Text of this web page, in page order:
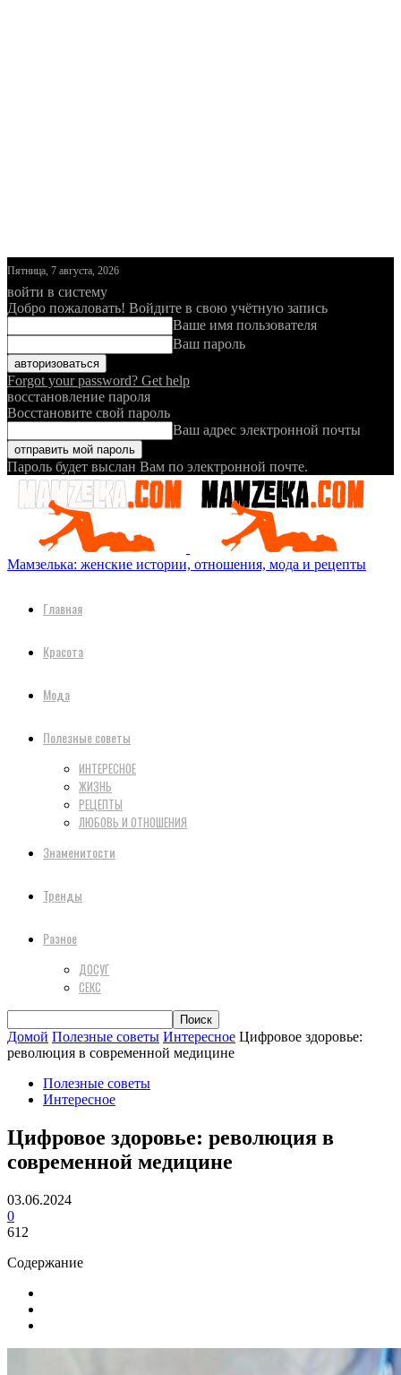
Пятница, 7 августа, 2026
войти в систему
Добро пожаловать! Войдите в свою учётную запись
Ваше имя пользователя
Ваш пароль
Forgot your password? Get help
восстановление пароля
Восстановите свой пароль
Ваш адрес электронной почты
Пароль будет выслан Вам по электронной почте.
Мамзелька: женские истории, отношения, мода и рецепты
Главная
Красота
Мода
Полезные советы
ИНТЕРЕСНОЕ
ЖИЗНЬ
РЕЦЕПТЫ
ЛЮБОВЬ И ОТНОШЕНИЯ
Знаменитости
Тренды
Разное
ДОСУГ
СЕКС
Домой Полезные советы Интересное Цифровое здоровье:
революция в современной медицине
Полезные советы
Интересное
Цифровое здоровье: революция в
современной медицине
03.06.2024
0
612
Содержание